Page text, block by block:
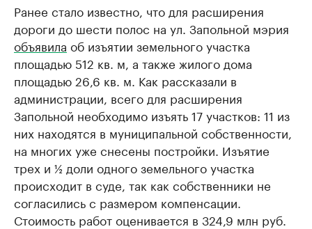
Ранее стало известно, что для расширения
дороги до шести полос на ул. Запольной мэрия
объявила об изъятии земельного участка
площадью 512 кв. м, а также жилого дома
площадью 26,6 кв. м. Как рассказали в
администрации, всего для расширения
Запольной необходимо изъять 17 участков: 11 из
них находятся в муниципальной собственности,
на многих уже снесены постройки. Изъятие
трех и ½ доли одного земельного участка
происходит в суде, так как собственники не
согласились с размером компенсации.
Стоимость работ оценивается в 324,9 млн руб.